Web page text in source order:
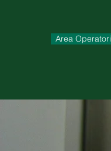
Area Operatori